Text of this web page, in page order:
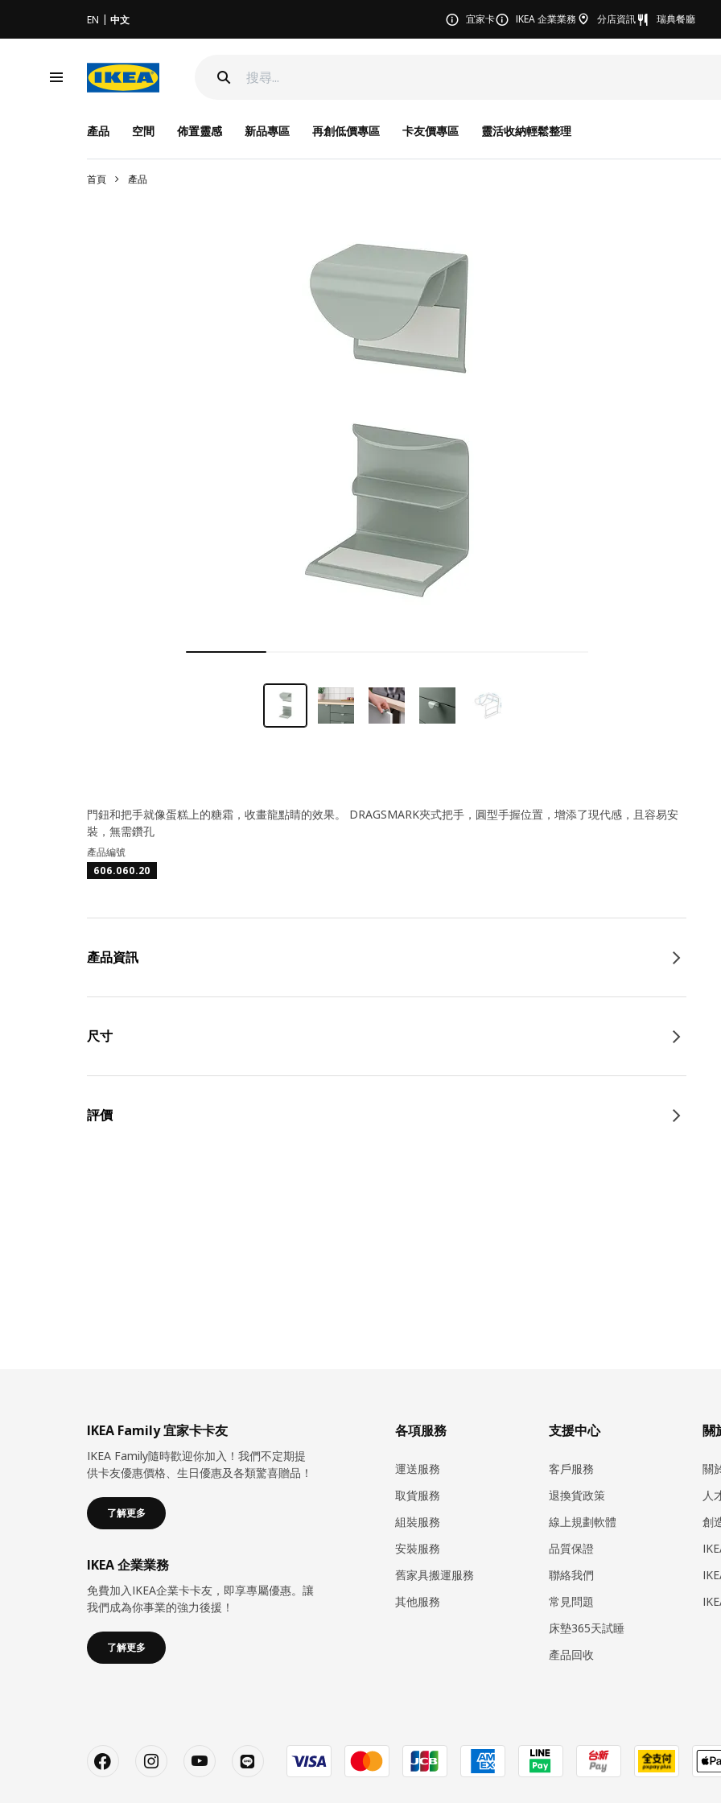
EN 中文 宜家卡 IKEA 企業業務 分店資訊 瑞典餐廳
產品 空間 佈置靈感 新品專區 再創低價專區 卡友價專區 靈活收納輕鬆整理
首頁 產品
門鈕和把手就像蛋糕上的糖霜，收畫龍點睛的效果。 DRAGSMARK夾式把手，圓型手握位置，增添了現代感，且容易安
裝，無需鑽孔
產品編號
606.060.20
產品資訊
尺寸
評價
IKEA Family 宜家卡卡友
IKEA Family隨時歡迎你加入！我們不定期提
供卡友優惠價格、生日優惠及各類驚喜贈品！
了解更多
IKEA 企業業務
免費加入IKEA企業卡卡友，即享專屬優惠。讓
我們成為你事業的強力後援！
了解更多
各項服務
運送服務
取貨服務
組裝服務
安裝服務
​舊家具搬運服務
其他服務
支援中心
客戶服務
退換貨政策
線上規劃軟體
品質保證
聯絡我們
常見問題
床墊365天試睡
產品回收
關
關
人
創